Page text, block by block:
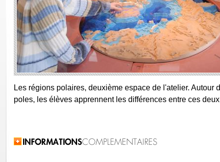
Les régions polaires, deuxième espace de l'atelier. Autour
poles, les élèves apprennent les différences entre ces
Related Information